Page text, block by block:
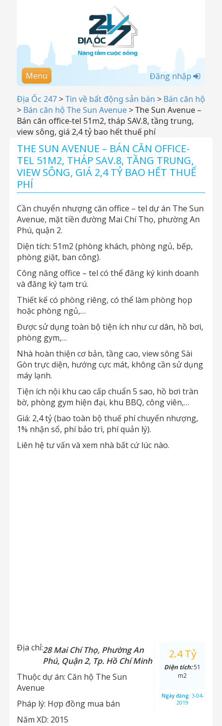
Menu Đăng nhập
Địa Ốc 247>Tin về bất động sản bán > Bán căn hộ
> Bán căn hộ The Sun Avenue>The Sun Avenue –
Bán căn office-tel 51m2, tháp SAV.8, tầng trung,
view sông, giá 2,4 tỷ bao hết thuế phí
THE SUN AVENUE – BÁN CĂN OFFICE-
TEL 51M2, THÁP SAV.8, TẦNG TRUNG,
VIEW SÔNG, GIÁ 2,4 TỶ BAO HẾT THUẾ
PHÍ
Cần chuyển nhượng căn office – tel dự án The Sun
Avenue, mặt tiền đường Mai Chí Thọ, phường An
Phú, quận 2.
Diện tích: 51m2 (phòng khách, phòng ngủ, bếp,
phòng giặt, ban công).
Công năng office – tel có thể đăng ký kinh doanh
và đăng ký tạm trú.
Thiết kế có phòng riêng, có thể làm phòng họp
hoặc phòng ngủ,…
Được sử dụng toàn bộ tiện ích như cư dân, hồ bơi,
phòng gym,…
Nhà hoàn thiện cơ bản, tầng cao, view sông Sài
Gòn trực diện, hướng cực mát, không cần sử dụng
máy lạnh.
Tiện ích nội khu cao cấp chuẩn 5 sao, hồ bơi tràn
bờ, phòng gym hiện đại, khu BBQ, công viên,…
Giá: 2,4 tỷ (bao toàn bộ thuế phí chuyển nhượng,
1% nhận sổ, phí bảo trì, phí quản lý).
Liên hệ tư vấn và xem nhà bất cứ lúc nào.
Địa chỉ:28 Mai Chí Thọ, Phường An
Phú, Quận 2, Tp. Hồ Chí Minh
Thuộc dự án: Căn hộ The Sun
Avenue
Pháp lý: Hợp đồng mua bán
Năm XD: 2015
2.4 Tỷ
Diện tích:51
m2
Ngày đăng: 3-04-
2019